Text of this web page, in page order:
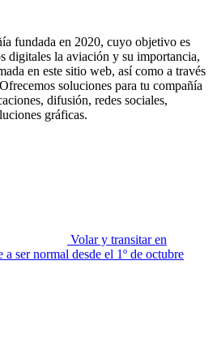
fundada en 2020, cuyo objetivo es
digitales la aviación y su importancia,
en este sitio web, así como a través
soluciones para tu compañía
difusión, redes sociales,
gráficas.
Volar y transitar en
ser normal desde el 1º de octubre